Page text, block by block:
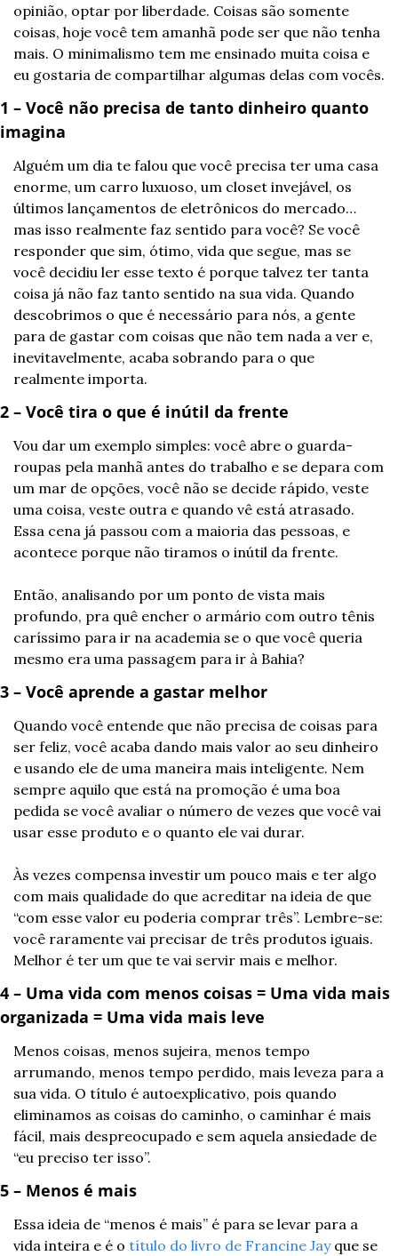
opinião, optar por liberdade. Coisas são somente
coisas, hoje você tem amanhã pode ser que não tenha
mais. O minimalismo tem me ensinado muita coisa e
eu gostaria de compartilhar algumas delas com vocês.
1 – Você não precisa de tanto dinheiro quanto
imagina
Alguém um dia te falou que você precisa ter uma casa
enorme, um carro luxuoso, um closet invejável, os
últimos lançamentos de eletrônicos do mercado…
mas isso realmente faz sentido para você? Se você
responder que sim, ótimo, vida que segue, mas se
você decidiu ler esse texto é porque talvez ter tanta
coisa já não faz tanto sentido na sua vida. Quando
descobrimos o que é necessário para nós, a gente
para de gastar com coisas que não tem nada a ver e,
inevitavelmente, acaba sobrando para o que
realmente importa.
2 – Você tira o que é inútil da frente
Vou dar um exemplo simples: você abre o guarda-
roupas pela manhã antes do trabalho e se depara com
um mar de opções, você não se decide rápido, veste
uma coisa, veste outra e quando vê está atrasado.
Essa cena já passou com a maioria das pessoas, e
acontece porque não tiramos o inútil da frente.
Então, analisando por um ponto de vista mais
profundo, pra quê encher o armário com outro tênis
caríssimo para ir na academia se o que você queria
mesmo era uma passagem para ir à Bahia?
3 – Você aprende a gastar melhor
Quando você entende que não precisa de coisas para
ser feliz, você acaba dando mais valor ao seu dinheiro
e usando ele de uma maneira mais inteligente. Nem
sempre aquilo que está na promoção é uma boa
pedida se você avaliar o número de vezes que você vai
usar esse produto e o quanto ele vai durar.
Às vezes compensa investir um pouco mais e ter algo
com mais qualidade do que acreditar na ideia de que
“com esse valor eu poderia comprar três”. Lembre-se:
você raramente vai precisar de três produtos iguais.
Melhor é ter um que te vai servir mais e melhor.
4 – Uma vida com menos coisas = Uma vida mais
organizada = Uma vida mais leve
Menos coisas, menos sujeira, menos tempo
arrumando, menos tempo perdido, mais leveza para a
sua vida. O título é autoexplicativo, pois quando
eliminamos as coisas do caminho, o caminhar é mais
fácil, mais despreocupado e sem aquela ansiedade de
“eu preciso ter isso”.
5 – Menos é mais
Essa ideia de “menos é mais” é para se levar para a
vida inteira e é o título do livro de Francine Jay que se